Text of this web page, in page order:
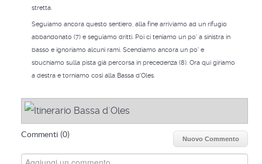
stretta.
Seguiamo ancora questo sentiero, alla fine arriviamo ad un rifugio
abbandonato (7) e seguiamo dritti. Poi ci teniamo un po' a sinistra in
basso e ignoriamo alcuni rami. Scendiamo ancora un po' e
sbuchiamo sulla pista già percorsa in precedenza (8). Ora qui giriamo
a destra e torniamo così alla Bassa d'Oles.
Commenti (0) Nuovo Commento